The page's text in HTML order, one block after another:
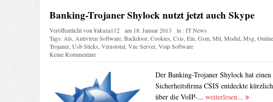
Banking-Trojaner Shylock nutzt jetzt auch Skype
Veröffentlicht von¥akuza112 am 18. Januar 2013 in :IT News
Tags: Als Antiviren Software, Backdoor, Cookies Csis Ein Gsm, Mit, Modul, Msg,
Trojaner, Usb Sticks Virustotal, Vnc Server, Voip Software
Keine Kommentare
Der Banking-Trojaner Shylock hat
Sicherheitsfirma CSIS entdeckte
über die VoIP-... weiterlesen...